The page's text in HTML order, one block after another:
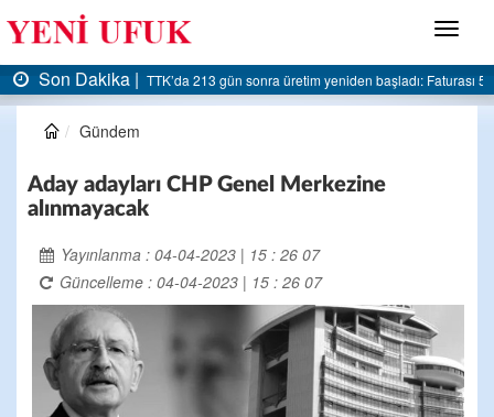
Menü
başladı: Faturası 5 milyar liraya dayandı
Son Dakika |AK Parti Ereğli İlçe
Gündem
Aday adayları CHP Genel Merkezine
alınmayacak
Yayınlanma : 04-04-2023 | 15 : 26 07
Güncelleme : 04-04-2023 | 15 : 26 07